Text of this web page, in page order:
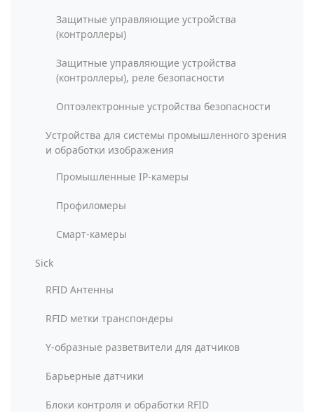
Защитные управляющие устройства
(контроллеры)
Защитные управляющие устройства
(контроллеры), реле безопасности
Оптоэлектронные устройства безопасности
Устройства для системы промышленного зрения
и обработки изображения
Промышленные IP-камеры
Профиломеры
Смарт-камеры
Sick
RFID Антенны
RFID метки транспондеры
Y-образные разветвители для датчиков
Барьерные датчики
Блоки контроля и обработки RFID